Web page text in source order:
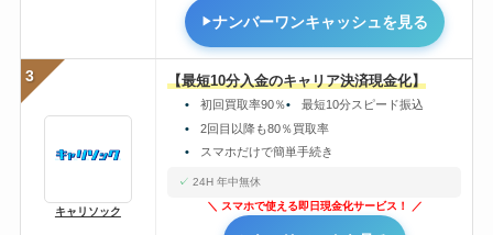
ナンバーワンキャッシュを見る
3
キャリソック
【最短10分入金のキャリア決済現金化】
初回買取率90％
最短10分スピード振込
2回目以降も80％買取率
スマホだけで簡単手続き
24H 年中無休
スマホで使える即日現金化サービス！